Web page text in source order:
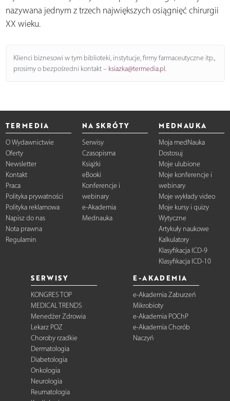
nazywana jednym z trzech największych osiągnięć chirurgii
XX wieku.
Klienci biznesowi w tym biblioteki, instytucje, firmy farmaceutyczne itp.,
prosimy o bezpośredni kontakt – ksiazka@termedia.pl.
TERMEDIA
O Wydawnictwie
Oferty
Newsletter
Kontakt
Praca
Polityka prywatności
Polityka reklamowa
Napisz do nas
Nota prawna
Regulamin
NA SKRÓTY
Serwisy
Czasopisma
Książki
eBooki
Konferencje i
webinary
e-Akademia
Mednauka
MEDNAUKA
Moja medNauka
Dostosuj
Moje ulubione
Moje konferencje i
webinary
Moje wykłady video
Moje kursy i quizy
Wytyczne
Artykuły naukowe
Kalkulatory
Klasyfikacja ICD-9
Klasyfikacja ICD-10
SERWISY
KONGRES TOP
MEDICAL TRENDS
Menedżer Zdrowia
Lekarz POZ
Choroby rzadkie
Dermatologia
Diabetologia
Onkologia
Neurologia
Reumatologia
E-AKADEMIA
e-Akademia Zaburzeń
Mikrobioty
e-Akademia POChP
e-Akademia Chorób
Naczyń